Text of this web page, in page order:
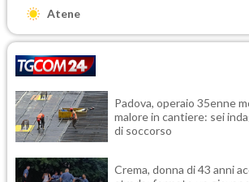
Atene
Padova, operaio 35enne
malore in cantiere: sei
di soccorso
Crema, donna di 43 anni